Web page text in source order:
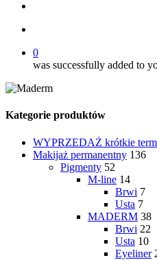
0
was successfully added to
Kategorie produktów
WYPRZEDAŻ krótkie
Makijaż permanentny 136
Pigmenty 52
M-line 14
Brwi 7
Usta 7
MADERM 38
Brwi 22
Usta 10
Eyeliner